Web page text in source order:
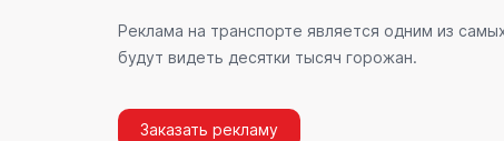
Реклама на транспорте является одним из
будут видеть десятки тысяч горожан.
Заказать рекламу